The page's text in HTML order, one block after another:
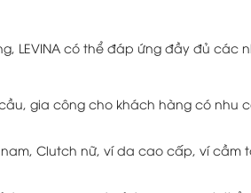
LEVINA có thể đáp ứng đầy đủ các
gia công cho khách hàng có nhu
Clutch nữ, ví da cao cấp, ví cầm